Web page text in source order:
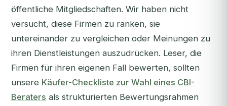
öffentliche Mitgliedschaften. Wir haben nicht
versucht, diese Firmen zu ranken, sie
untereinander zu vergleichen oder Meinungen zu
ihren Dienstleistungen auszudrücken. Leser, die
Firmen für ihren eigenen Fall bewerten, sollten
unsere Käufer-Checkliste zur Wahl eines CBI-
Beraters als strukturierten Bewertungsrahmen